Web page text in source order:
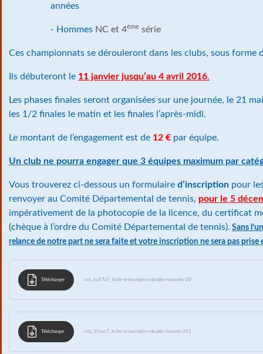
années
- Hommes NC et 4ème série
Ces championnats se dérouleront dans les clubs, sous forme
Ils débuteront le 11 janvier jusqu’au 4 avril 2016.
Les phases finales seront organisées sur une journée, le 21
les 1/2 finales le matin et les finales l’après-midi.
Le montant de l’engagement est de 12 € par équipe.
Un club ne pourra engager que 3 équipes maximum par
Vous trouverez ci-dessous un formulaire d’inscription pour
renvoyer au Comité Départemental de tennis, pour le 5
impérativement de la photocopie de la licence, du certificat
(chèque à l’ordre du Comité Départemental de tennis). Sans
relance de notre part ne sera faite et votre inscription ne sera pas prise
Télécharger /ob_6a57a7_fiche-d-inscription-double-masculin-20
Télécharger /ob_35aac7_fiche-d-inscription-double-feminin-201